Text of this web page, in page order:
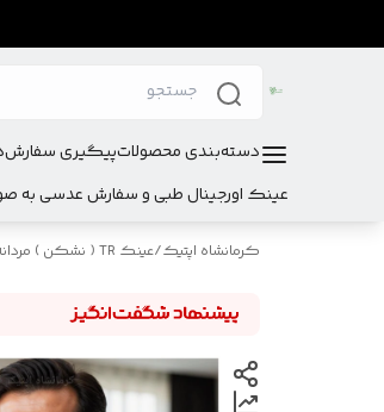
دسته‌بندی محصولاتپیگیری سفارش
عینک اورجینال طبی و سفارش عدسی به
کرمانشاه اپتیک/عینک TR ( نشکن ) مردانه